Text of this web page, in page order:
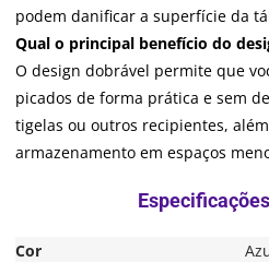
podem danificar a superfície da
Qual o principal benefício do
O design dobrável permite que
picados de forma prática e sem
tigelas ou outros recipientes,
armazenamento em espaços
Cor